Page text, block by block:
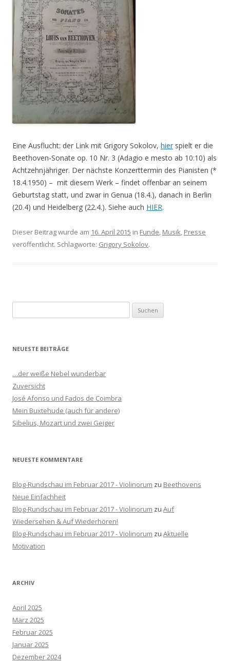
Eine Ausflucht: der Link mit Grigory Sokolov, hier spielt er die
Beethoven-Sonate op. 10 Nr. 3 (Adagio e mesto ab 10:10) als
Achtzehnjähriger. Der nächste Konzerttermin des Pianisten (*
18.4.1950) – mit diesem Werk – findet offenbar an seinem
Geburtstag statt, und zwar in Genua (18.4.), danach in Berlin
(20.4) und Heidelberg (22.4.). Siehe auch HIER.
Dieser Beitrag wurde am 16. April 2015 in Funde, Musik, Presse
veröffentlicht. Schlagworte: Grigory Sokolov.
u
h
n
a
c
h
NEUESTE BEITRÄGE
…der weiße Nebel wunderbar
Zuversicht
José Afonso und Fados de Coimbra
Mein Buxtehude (auch für andere)
Sibelius, Mozart und zwei Geiger
NEUESTE KOMMENTARE
Blog-Rundschau im Februar 2017 - Violinorum zu Beethovens
Neue Einfachheit
Blog-Rundschau im Februar 2017 - Violinorum zu Auf
Wiedersehen & Auf Wiederhören!
Blog-Rundschau im Februar 2017 - Violinorum zu Aktuelle
Motivation
ARCHIV
April 2025
März 2025
Februar 2025
Januar 2025
Dezember 2024